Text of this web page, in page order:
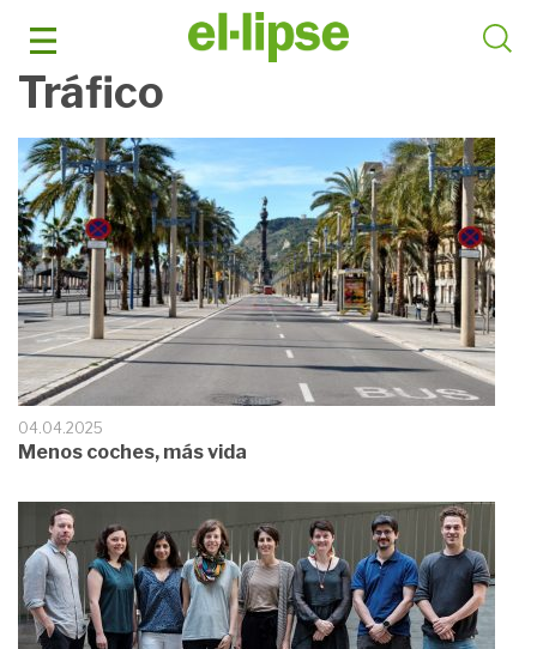
contenido
Tráfico
04.04.2025
Menos coches, más vida